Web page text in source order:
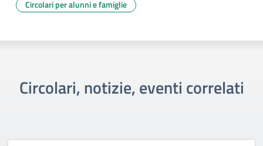
Circolari per alunni e famiglie
Circolari, notizie, eventi correlati